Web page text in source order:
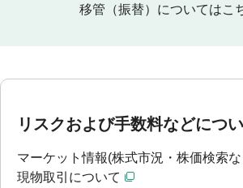
移管（振替）についてはこ
リスクおよび手数料などにつ
マーケット情報(株式市況・株価検索
現物取引について